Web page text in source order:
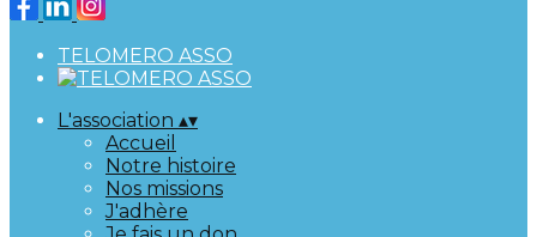
TELOMERO ASSO
L'association ▴▾
Accueil
Notre histoire
Nos missions
J'adhère